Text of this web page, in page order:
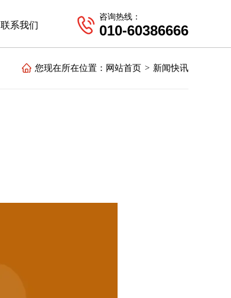
联系我们
咨询热线：
010-60386666
您现在所在位置： 网站首页 > 新闻快讯